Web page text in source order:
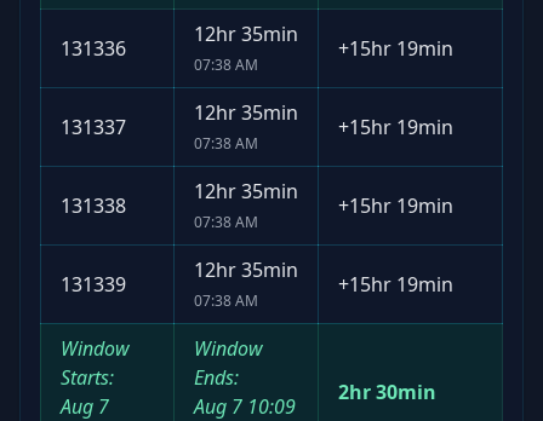
131336
12hr 35min
07:38 AM
+15hr 19min
131337
12hr 35min
07:38 AM
+15hr 19min
131338
12hr 35min
07:38 AM
+15hr 19min
131339
12hr 35min
07:38 AM
+15hr 19min
Window
Starts:
Aug 7
Window
Ends:
Aug 7 10:09
2hr 30min